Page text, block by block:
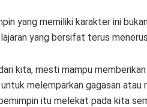
yang memiliki karakter ini
yang bersifat terus
kita, mesti mampu
melemparkan gagasan atau
itu melekat pada kita